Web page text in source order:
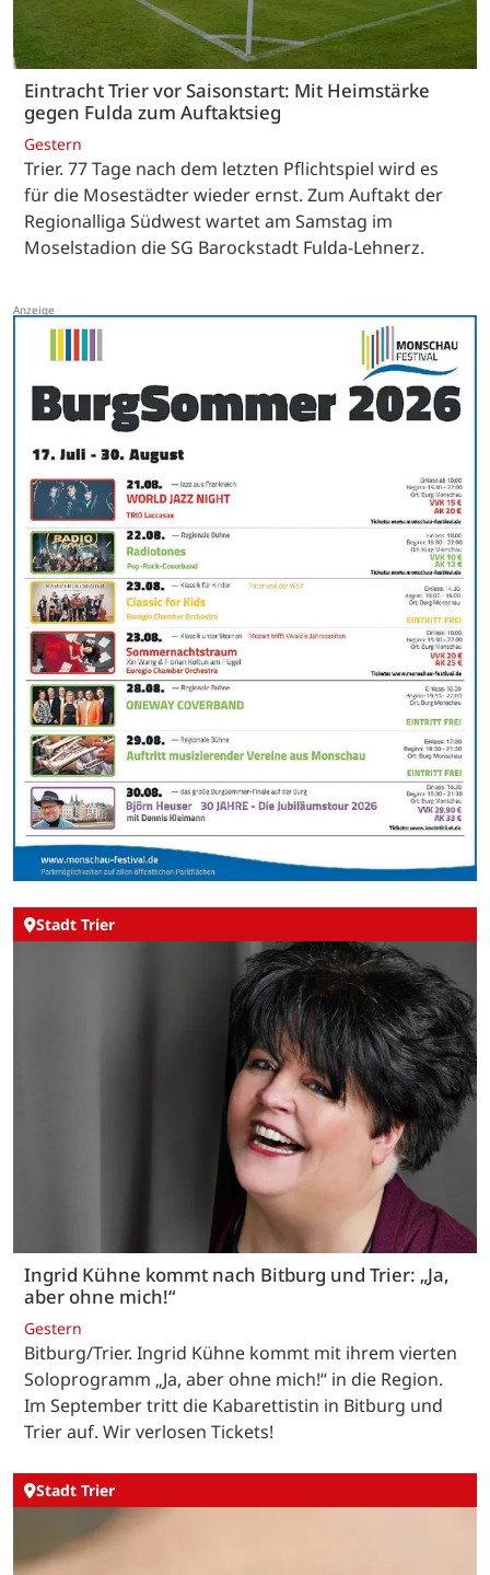
Eintracht Trier vor Saisonstart: Mit Heimstärke
gegen Fulda zum Auftaktsieg
Gestern
Trier. 77 Tage nach dem letzten Pflichtspiel wird es
für die Mosestädter wieder ernst. Zum Auftakt der
Regionalliga Südwest wartet am Samstag im
Moselstadion die SG Barockstadt Fulda-Lehnerz.
Stadt Trier
Ingrid Kühne kommt nach Bitburg und Trier: „Ja,
aber ohne mich!“
Gestern
Bitburg/Trier. Ingrid Kühne kommt mit ihrem vierten
Soloprogramm „Ja, aber ohne mich!“ in die Region.
Im September tritt die Kabarettistin in Bitburg und
Trier auf. Wir verlosen Tickets!
Stadt Trier